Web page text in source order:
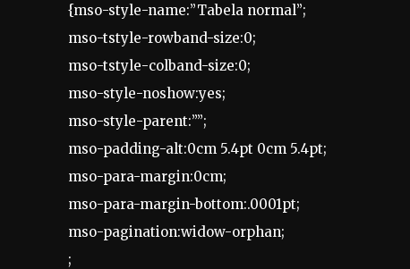
{mso-style-name:”Tabela normal”;
mso-tstyle-rowband-size:0;
mso-tstyle-colband-size:0;
mso-style-noshow:yes;
mso-style-parent:””;
mso-padding-alt:0cm 5.4pt 0cm 5.4pt;
mso-para-margin:0cm;
mso-para-margin-bottom:.0001pt;
mso-pagination:widow-orphan;
;